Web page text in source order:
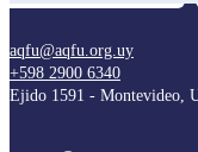
aqfu@aqfu.org.uy
+598 2900 6340
Ejido 1591 - Montevideo,